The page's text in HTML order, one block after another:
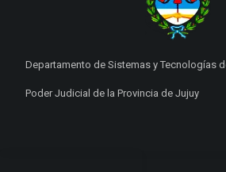
Departamento de Sistemas y Tecnologías
Poder Judicial de la Provincia de Jujuy